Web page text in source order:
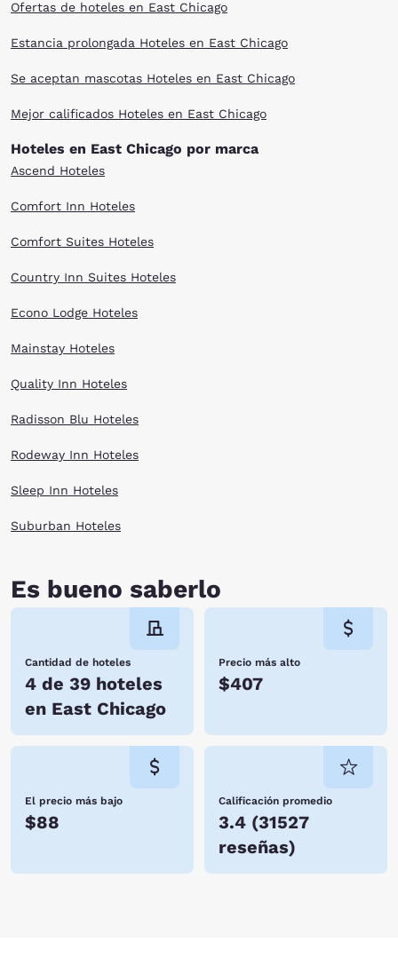
Ofertas de hoteles en East Chicago
Estancia prolongada Hoteles en East Chicago
Se aceptan mascotas Hoteles en East Chicago
Mejor calificados Hoteles en East Chicago
Hoteles en East Chicago por marca
Ascend Hoteles
Comfort Inn Hoteles
Comfort Suites Hoteles
Country Inn Suites Hoteles
Econo Lodge Hoteles
Mainstay Hoteles
Quality Inn Hoteles
Radisson Blu Hoteles
Rodeway Inn Hoteles
Sleep Inn Hoteles
Suburban Hoteles
Es bueno saberlo
Cantidad de hoteles
4 de 39 hoteles
en East Chicago
Precio más alto
$407
El precio más bajo
$88
Calificación promedio
3.4 (31527
reseñas)